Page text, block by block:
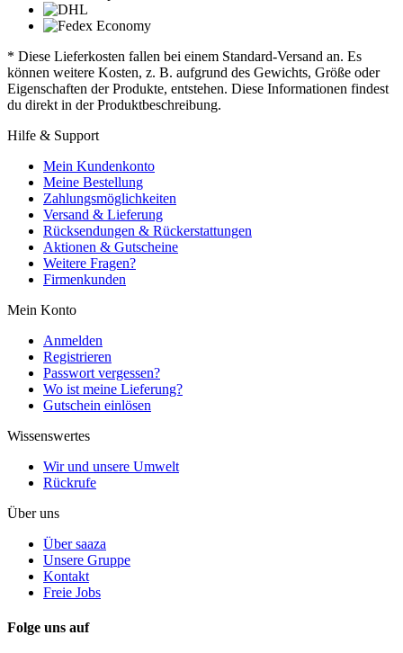
* Diese Lieferkosten fallen bei einem Standard-Versand an. Es
können weitere Kosten, z. B. aufgrund des Gewichts, Größe oder
Eigenschaften der Produkte, entstehen. Diese Informationen findest
du direkt in der Produktbeschreibung.
Hilfe & Support
Mein Kundenkonto
Meine Bestellung
Zahlungsmöglichkeiten
Versand & Lieferung
Rücksendungen & Rückerstattungen
Aktionen & Gutscheine
Weitere Fragen?
Firmenkunden
Mein Konto
Anmelden
Registrieren
Passwort vergessen?
Wo ist meine Lieferung?
Gutschein einlösen
Wissenswertes
Wir und unsere Umwelt
Rückrufe
Über uns
Über saaza
Unsere Gruppe
Kontakt
Freie Jobs
Folge uns auf